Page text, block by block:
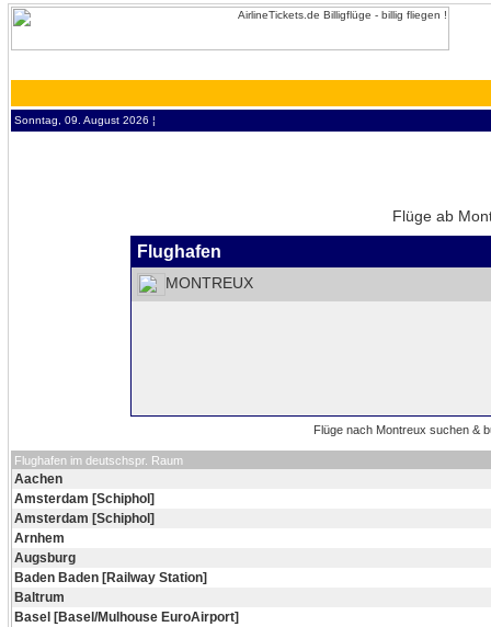
Sonntag, 09. August 2026 ¦
Flüge ab
Flughafen
MONTREUX
Flughafen im deutschspr. Raum
Aachen
Amsterdam [Schiphol]
Amsterdam [Schiphol]
Arnhem
Augsburg
Baden Baden [Railway Station]
Baltrum
Basel [Basel/Mulhouse EuroAirport]